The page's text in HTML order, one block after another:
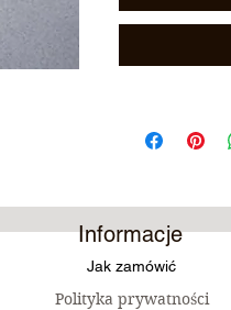
Informacje
Jak zamówić
Polityka prywatności